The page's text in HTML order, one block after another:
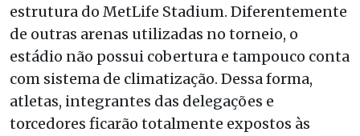
estrutura do MetLife Stadium. Diferentemente
de outras arenas utilizadas no torneio, o
estádio não possui cobertura e tampouco conta
com sistema de climatização. Dessa forma,
atletas, integrantes das delegações e
torcedores ficarão totalmente expostos às